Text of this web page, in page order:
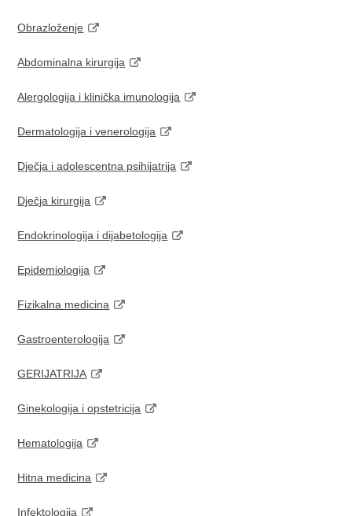
Obrazloženje
Abdominalna kirurgija
Alergologija i klinička imunologija
Dermatologija i venerologija
Dječja i adolescentna psihijatrija
Dječja kirurgija
Endokrinologija i dijabetologija
Epidemiologija
Fizikalna medicina
Gastroenterologija
GERIJATRIJA
Ginekologija i opstetricija
Hematologija
Hitna medicina
Infektologija